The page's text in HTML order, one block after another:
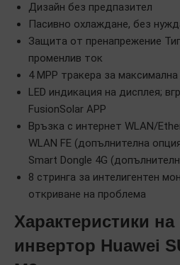
Дизайн без предпазител
Пасивно охлаждане, без
Защита от пренапрежение
променлив ток
4 MPP тракера за
LED индикация на дисплея;
FusionSolar APP
Връзка с интернет WLAN/
WLAN FE (допълнителна
Smart Dongle 4G
8 стринга за интелигентен
откриване на проблема
Характеристики
инвертор Huawei